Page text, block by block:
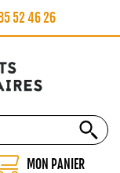
52 46 26
MON PANIER